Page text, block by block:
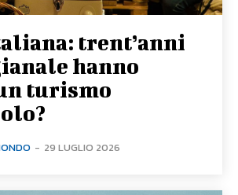
trent’anni
hanno
turismo
- 29 LUGLIO 2026